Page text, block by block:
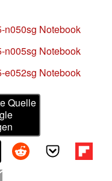
n050sg Notebook
n005sg Notebook
e052sg Notebook
Quelle